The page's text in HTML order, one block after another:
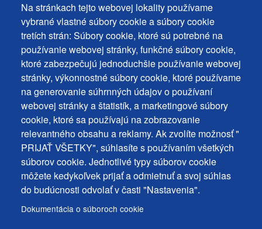
Na stránkach tejto webovej lokality používame
vybrané vlastné súbory cookie a súbory cookie
tretích strán: Súbory cookie, ktoré sú potrebné na
používanie webovej stránky, funkčné súbory cookie,
ktoré zabezpečujú jednoduchšie používanie webovej
stránky, výkonnostné súbory cookie, ktoré používame
na generovanie súhrnných údajov o používaní
webovej stránky a štatistík, a marketingové súbory
cookie, ktoré sa používajú na zobrazovanie
relevantného obsahu a reklamy. Ak zvolíte možnosť "
PRIJAŤ VŠETKY", súhlasíte s používaním všetkých
súborov cookie. Jednotlivé typy súborov cookie
môžete kedykoľvek prijať a odmietnuť a svoj súhlas
do budúcnosti odvolať v časti "Nastavenia".
Dokumentácia o súboroch cookie
Footer
MENU
Kontakty
Mapa stránky
Mestské správy
Footer
Cookies
+
ochrana
osobných
udajov
Vyhlásenie o prístupnosti
Často kladené otázky
Ochrana osobných údajov
Používanie súborov cookies
Nastavenie cookies
Podnety a spätná väzba